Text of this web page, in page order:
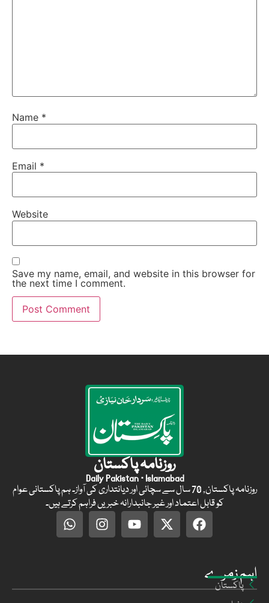
Name *
Email *
Website
Save my name, email, and website in this browser for
the next time I comment.
اہم زمرے
پاکستان
روزنامہ پاکستان
Daily Pakistan · Islamabad
روزنامہ پاکستان, 70 سال سے سچائی اور دیانتداری کی آواز۔ ہم پاکستانی عوام
کو قابل اعتماد اور غیر جانبدارانہ خبریں فراہم کرتے ہیں۔